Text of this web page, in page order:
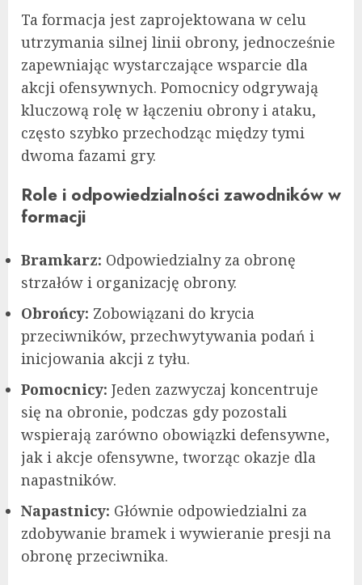
Ta formacja jest zaprojektowana w celu
utrzymania silnej linii obrony, jednocześnie
zapewniając wystarczające wsparcie dla
akcji ofensywnych. Pomocnicy odgrywają
kluczową rolę w łączeniu obrony i ataku,
często szybko przechodząc między tymi
dwoma fazami gry.
Role i odpowiedzialności zawodników w
formacji
Bramkarz: Odpowiedzialny za obronę
strzałów i organizację obrony.
Obrońcy: Zobowiązani do krycia
przeciwników, przechwytywania podań i
inicjowania akcji z tyłu.
Pomocnicy: Jeden zazwyczaj koncentruje
się na obronie, podczas gdy pozostali
wspierają zarówno obowiązki defensywne,
jak i akcje ofensywne, tworząc okazje dla
napastników.
Napastnicy: Głównie odpowiedzialni za
zdobywanie bramek i wywieranie presji na
obronę przeciwnika.